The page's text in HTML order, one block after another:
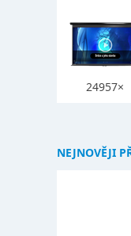
24957×
NEJNOVĚJI